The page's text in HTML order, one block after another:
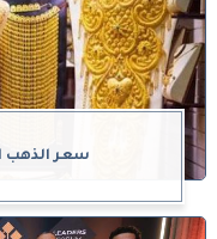
سعر الذهب اليوم